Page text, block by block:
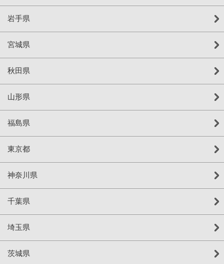
岩手県
宮城県
秋田県
山形県
福島県
東京都
神奈川県
千葉県
埼玉県
茨城県